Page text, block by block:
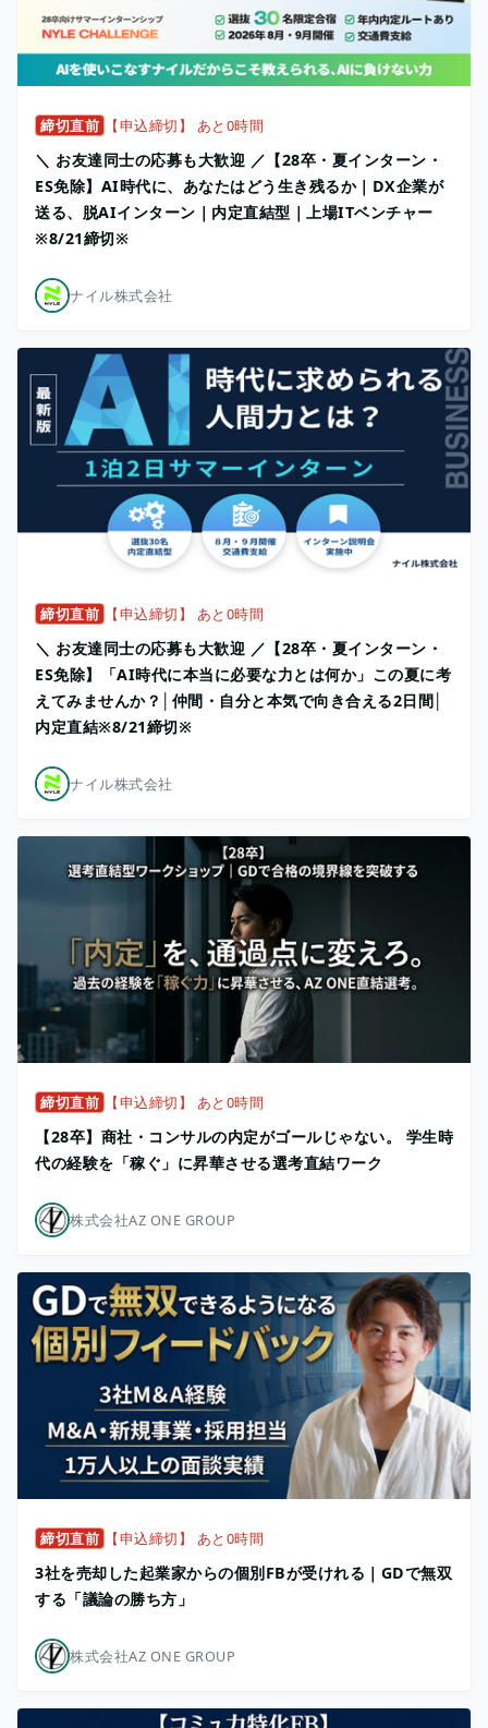
締切直前 【申込締切】 あと0時間
＼ お友達同士の応募も大歓迎 ／【28卒・夏インターン・
ES免除】AI時代に、あなたはどう生き残るか｜DX企業が
送る、脱AIインターン｜内定直結型｜上場ITベンチャー
※8/21締切※
ナイル株式会社
締切直前 【申込締切】 あと0時間
＼ お友達同士の応募も大歓迎 ／【28卒・夏インターン・
ES免除】「AI時代に本当に必要な力とは何か」この夏に考
えてみませんか？│仲間・自分と本気で向き合える2日間│
内定直結※8/21締切※
ナイル株式会社
締切直前 【申込締切】 あと0時間
【28卒】商社・コンサルの内定がゴールじゃない。 学生時
代の経験を「稼ぐ」に昇華させる選考直結ワーク
株式会社AZ ONE GROUP
締切直前 【申込締切】 あと0時間
3社を売却した起業家からの個別FBが受けれる｜GDで無双
する「議論の勝ち方」
株式会社AZ ONE GROUP